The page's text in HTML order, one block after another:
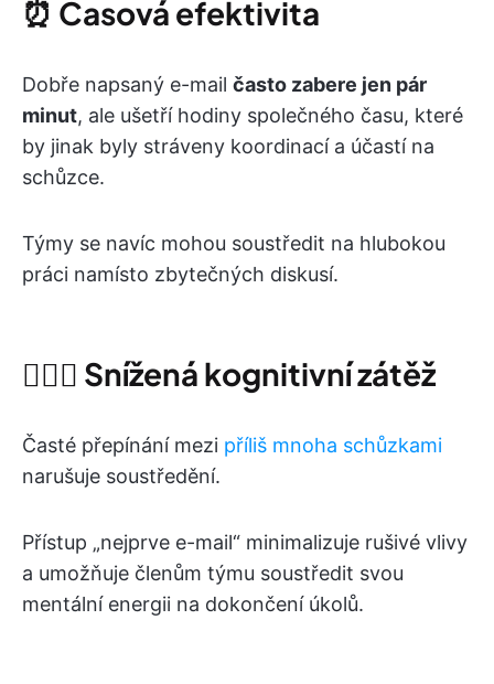
⏰ Časová efektivita
Dobře napsaný e-mail často zabere jen pár
minut, ale ušetří hodiny společného času, které
by jinak byly stráveny koordinací a účastí na
schůzce.
Týmy se navíc mohou soustředit na hlubokou
práci namísto zbytečných diskusí.
🧘🏾‍♀️ Snížená kognitivní zátěž
Časté přepínání mezi příliš mnoha schůzkami
narušuje soustředění.
Přístup „nejprve e-mail“ minimalizuje rušivé vlivy
a umožňuje členům týmu soustředit svou
mentální energii na dokončení úkolů.